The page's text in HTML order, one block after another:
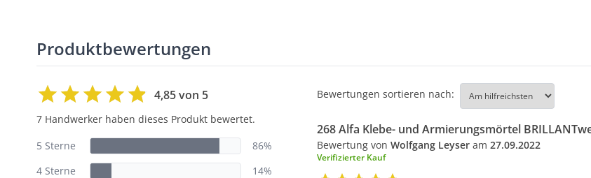
Produktbewertungen
4,85 von 5
7 Handwerker haben dieses Produkt bewertet.
5 Sterne
86%
4 Sterne
14%
Bewertungen sortieren nach:
268 Alfa Klebe- und Armierungsmörtel
Bewertung von Wolfgang Leyser am 27.09.2022
Verifizierter Kauf